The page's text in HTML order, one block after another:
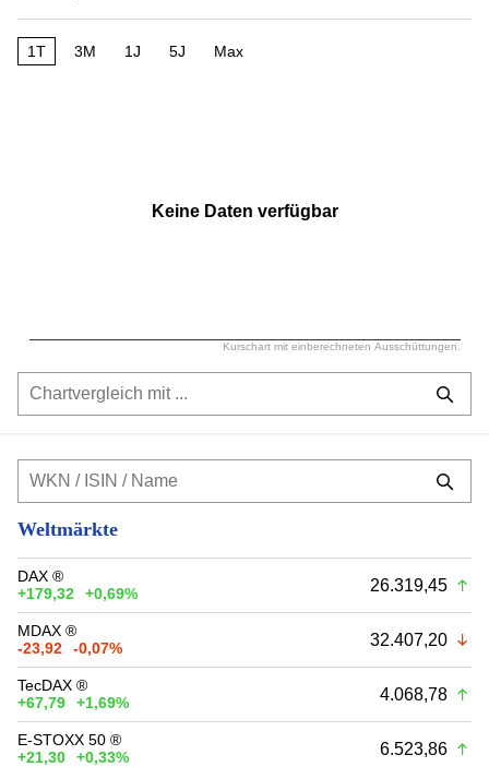
1T 3M 1J 5J Max
Kurschart mit einberechneten Ausschüttungen.
Keine Daten verfügbar
Weltmärkte
DAX ®
+179,32
+0,69% 26.319,45
MDAX ®
-23,92
-0,07% 32.407,20
TecDAX ®
+67,79
+1,69% 4.068,78
E-STOXX 50 ®
+21,30
+0,33% 6.523,86